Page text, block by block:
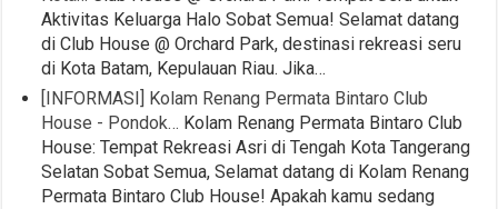
Aktivitas Keluarga Halo Sobat Semua! Selamat datang
di Club House @ Orchard Park, destinasi rekreasi seru
di Kota Batam, Kepulauan Riau. Jika…
[INFORMASI] Kolam Renang Permata Bintaro Club
House - Pondok… Kolam Renang Permata Bintaro Club
House: Tempat Rekreasi Asri di Tengah Kota Tangerang
Selatan Sobat Semua, Selamat datang di Kolam Renang
Permata Bintaro Club House! Apakah kamu sedang